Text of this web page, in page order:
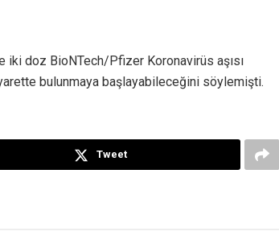
iki doz BioNTech/Pfizer Koronavirüs aşısı
bulunmaya başlayabileceğini söylemişti.
Tweet